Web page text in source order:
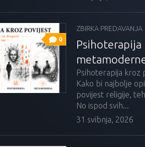
0
ZBIRKA PREDAVANJA
Psihoterapija kroz
Kako bi najbolje
povijest religije,
No ispod svih...
31 svibnja, 2026